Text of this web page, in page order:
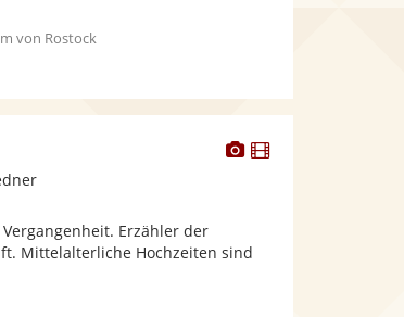
von Rostock
Dieser
bereit.
Dieser
Erzähler der
Mittelalterliche Hochzeiten sind